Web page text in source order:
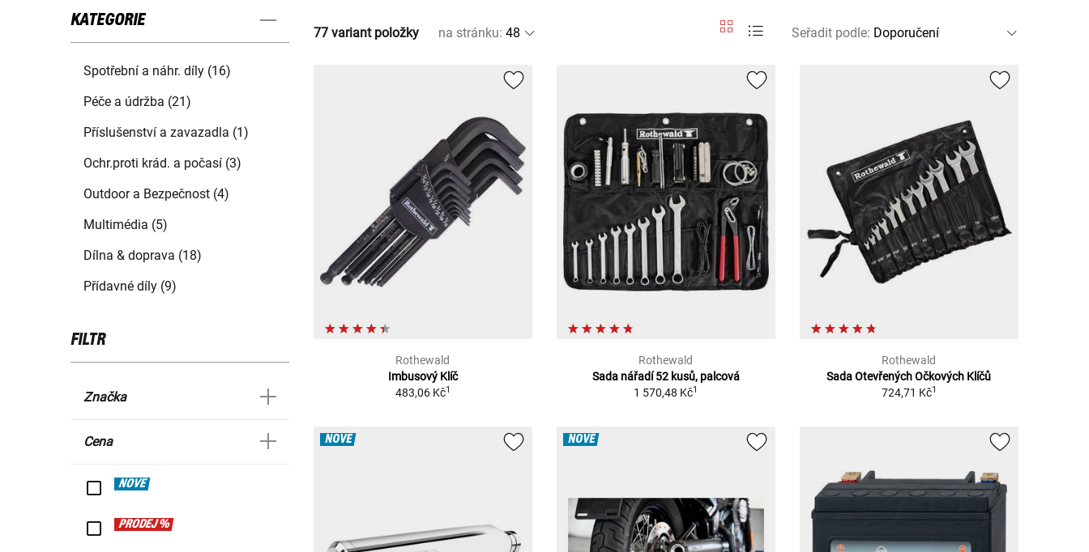
KATEGORIE
Spotřební a náhr. díly (16)
Péče a údržba (21)
Příslušenství a zavazadla (1)
Ochr.proti krád. a počasí (3)
Outdoor a Bezpečnost (4)
Multimédia (5)
Dílna & doprava (18)
Přídavné díly (9)
FILTR
Značka
Cena
NOVÉ
PRODEJ %
77 variant položky na stránku: Seřadit podle:
Rothewald
Imbusový Klíč
483,06 Kč1
Rothewald
Sada nářadí 52 kusů, palcová
1 570,48 Kč1
Rothewald
Sada Otevřených Očkových Klíčů
724,71 Kč1
NOVÉ NOVÉ